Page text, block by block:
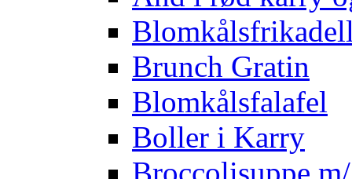
Brunch Gratin
Blomkålsfalafel
Boller i Karry
Broccolisuppe